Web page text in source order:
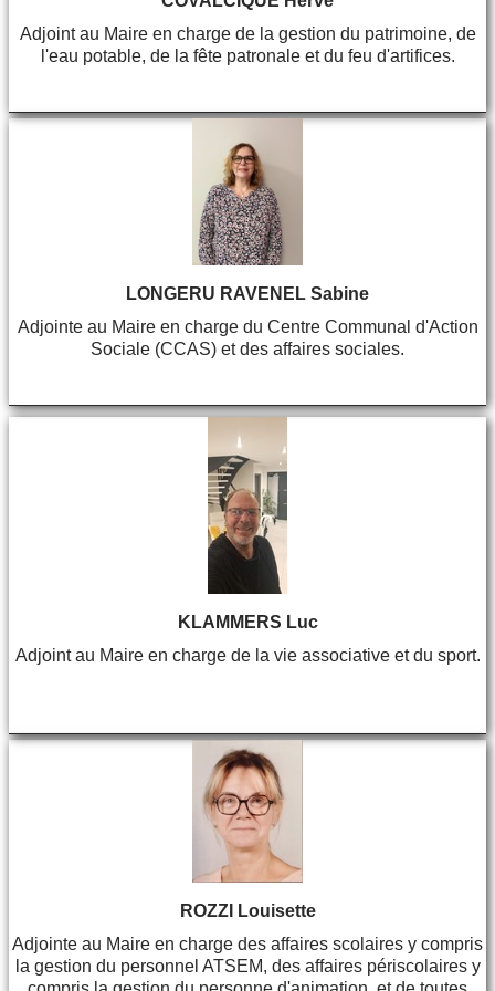
Adjoint au Maire en charge de la gestion du patrimoine, de
l'eau potable, de la fête patronale et du feu d'artifices.
LONGERU RAVENEL Sabine
Adjointe au Maire en charge du Centre Communal d'Action
Sociale (CCAS) et des affaires sociales.
KLAMMERS Luc
Adjoint au Maire en charge de la vie associative et du sport.
ROZZI Louisette
Adjointe au Maire en charge des affaires scolaires y compris
la gestion du personnel ATSEM, des affaires périscolaires y